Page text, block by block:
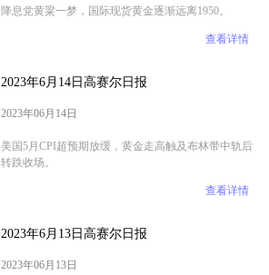
降息党黄粱一梦，国际现货黄金逐渐远离1950。
查看详情
2023年6月14日高赛尔日报
2023年06月14日
​​​​​​​美国5月CPI超预期放缓，黄金走高触及布林带中轨后
转跌收场。
查看详情
2023年6月13日高赛尔日报
2023年06月13日